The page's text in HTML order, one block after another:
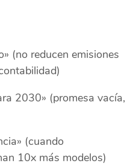
(no reducen emisiones
2030» (promesa vacía,
(cuando
10x más modelos)